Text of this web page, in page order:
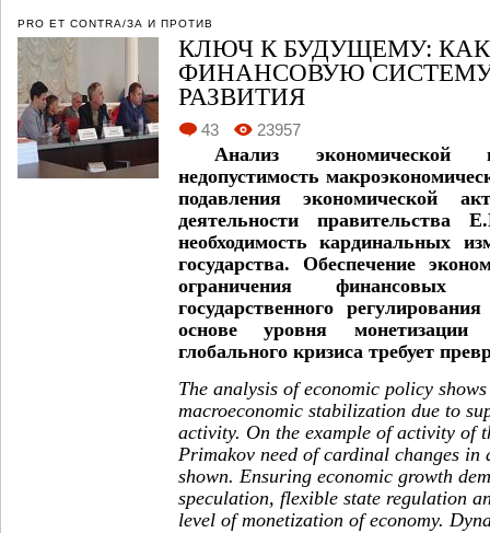
PRO ET CONTRA/ЗА И ПРОТИВ
КЛЮЧ К БУДУЩЕМУ: КАК
ФИНАНСОВУЮ
РАЗВИТИЯ
43 23957
Анализ экономической
недопустимость
подавления экономической
деятельности правительства
необходимость кардинальных
государства. Обеспечение
ограничения финансовых
государственного
основе уровня монетизации
глобального кризиса требует
The analysis of economic policy
macroeconomic stabilization due to
activity. On the example of activity of
Primakov need of cardinal changes in
shown. Ensuring economic growth
speculation, flexible state regulation
level of monetization of economy.